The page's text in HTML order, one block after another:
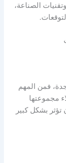
الصناعة،
فمن المهم
مجموعتها
تؤثر بشكل كبير